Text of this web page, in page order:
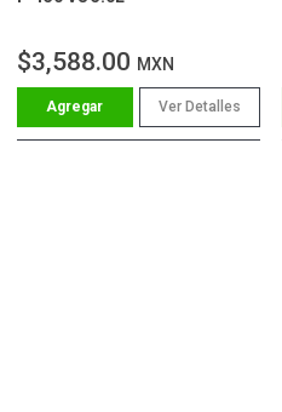
$3,588.00 MXN
Ver Detalles